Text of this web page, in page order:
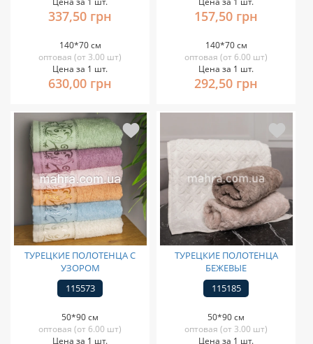
337,50 грн
140*70 см
оптовая (от 3.00 шт)
Цена за 1 шт.
630,00 грн
157,50 грн
140*70 см
оптовая (от 6.00 шт)
Цена за 1 шт.
292,50 грн
ТУРЕЦКИЕ ПОЛОТЕНЦА С
УЗОРОМ
115573
50*90 см
оптовая (от 6.00 шт)
Цена за 1 шт.
ТУРЕЦКИЕ ПОЛОТЕНЦА
БЕЖЕВЫЕ
115185
50*90 см
оптовая (от 3.00 шт)
Цена за 1 шт.